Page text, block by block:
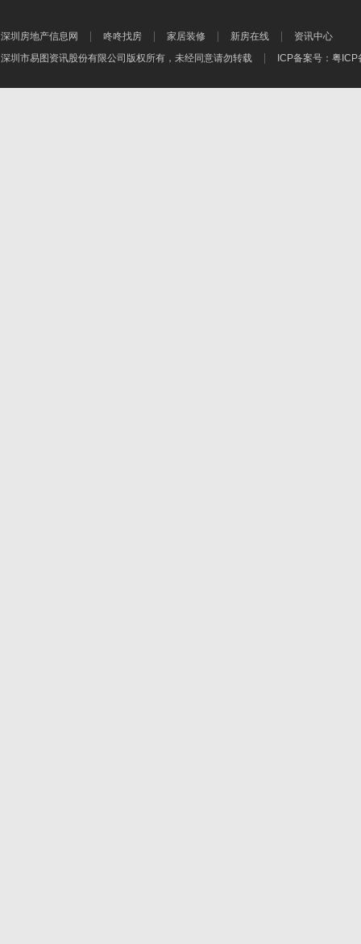
深圳房地产信息网 咚咚找房 家居装修 新房在线
资讯中心
深圳市易图资讯股份有限公司 版权所有，未经同意请勿转载 ICP备案号： 粤ICP